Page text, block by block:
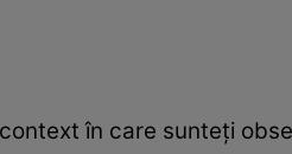
în care sunteți